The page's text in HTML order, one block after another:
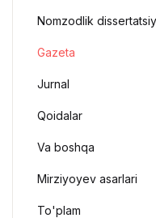
Nomzodlik
Gazeta
Jurnal
Qoidalar
Va boshqa
Mirziyoyev asarlari
To'plam